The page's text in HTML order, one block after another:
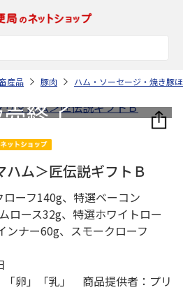
産品 豚肉 ハム・ソーセージ・焼き豚
ハム＞匠伝説ギフトＢ
ーフ140g、特選ベーコン
ロース32g、特選ホワイトロー
ンナー60g、スモークローフ
卵」「乳」 商品提供者：プリ